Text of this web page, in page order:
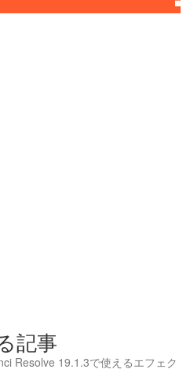
記事
Resolve 19.1.3で使えるエフェク